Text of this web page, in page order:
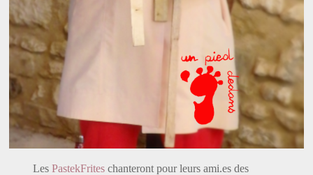
LesPastekFrites chanteront pour leurs ami.es des